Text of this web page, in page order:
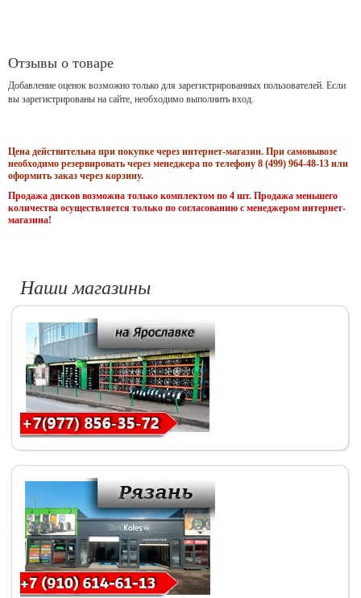
Отзывы о товаре
Добавление оценок возможно только для зарегистрированных пользователей. Если
вы зарегистрированы на сайте, необходимо выполнить вход.
Цена действительна при покупке через интернет-магазин. При самовывозе
необходимо резервировать через менеджера по телефону 8 (499) 964-48-13 или
оформить заказ через корзину.
Продажа дисков возможна только комплектом по 4 шт. Продажа меньшего
количества осуществляется только по согласованию с менеджером интернет-
магазина!
Наши магазины